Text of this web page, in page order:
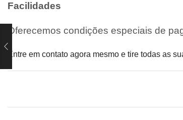
Facilidades
Oferecemos condições especiais de
Entre em contato agora mesmo e tire todas as